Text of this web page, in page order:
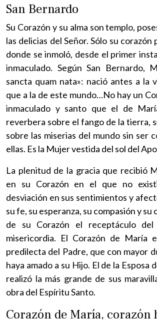
San Bernardo
Su Corazón y su alma son templo,
las delicias del Señor. Sólo su
donde se inmoló, desde el primer
inmaculado. Según San Bernardo,
sancta quam nata»: nació antes a la
que a la de este mundo…No hay un
inmaculado y santo que el de
reverbera sobre el fango de la tierra,
sobre las miserias del mundo sin ser
ellas. Es la Mujer vestida del sol del
La plenitud de la gracia que recibió
en su Corazón en el que no
desviación en sus sentimientos y
su fe, su esperanza, su compasión y su
de su Corazón el receptáculo
misericordia. El Corazón de María
predilecta del Padre, que con mayor
haya amado a su Hijo. El de la Esposa
realizó la más grande de sus
obra del Espíritu Santo.
Corazón de María, corazón